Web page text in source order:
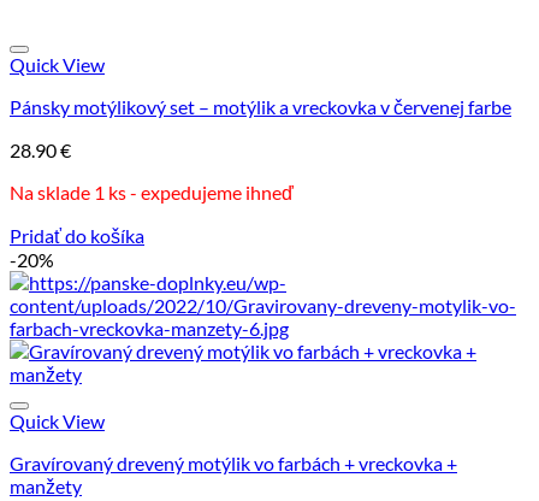
Quick View
Pánsky motýlikový set – motýlik a vreckovka v červenej farbe
28.90€
Na sklade 1 ks - expedujeme ihneď
Pridať do košíka
-20%
Quick View
Gravírovaný drevený motýlik vo farbách + vreckovka +
manžety